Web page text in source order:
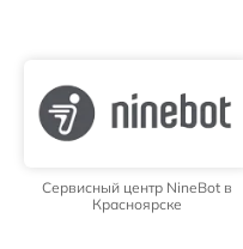
Сервисный центр NineBot в
Красноярске